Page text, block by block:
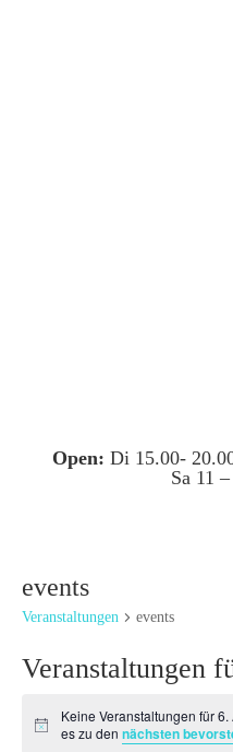
Open: Di 15.00-
Sa 11
events
Veranstaltungen events
Veranstaltungen
Hinweis
Keine Veranstaltungen für
es zu den nächsten